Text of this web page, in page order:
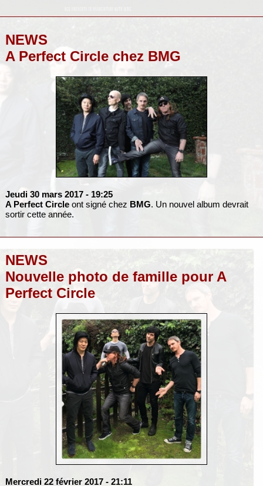
NEWS
A Perfect Circle chez BMG
Jeudi 30 mars 2017 - 19:25
A Perfect Circleont signé chez BMG. Un nouvel album devrait
sortir cette année.
NEWS
Nouvelle photo de famille pour A
Perfect Circle
Mercredi 22 février 2017 - 21:11